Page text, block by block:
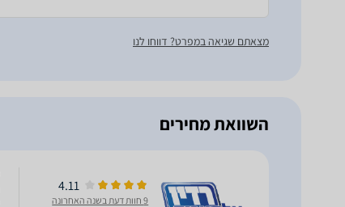
מצאתם שגיאה במפרט? דווחו לנו
השוואת מחירים
4.11
9 חוות דעת בשנה האחרונה